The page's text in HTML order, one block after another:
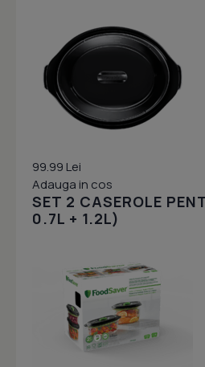
99.99 Lei
Adauga in cos
SET 2 CASEROLE
0.7L + 1.2L)